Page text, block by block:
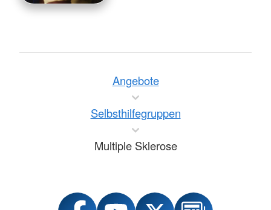
Angebote
Selbsthilfegruppen
Multiple Sklerose